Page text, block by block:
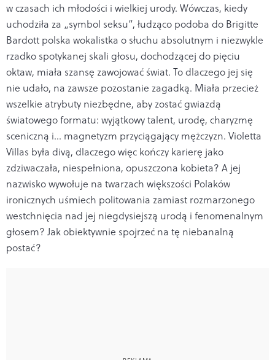
w czasach ich młodości i wielkiej urody. Wówczas, kiedy
uchodziła za „symbol seksu”, łudząco podoba do Brigitte
Bardott polska wokalistka o słuchu absolutnym i niezwykle
rzadko spotykanej skali głosu, dochodzącej do pięciu
oktaw, miała szansę zawojować świat. To dlaczego jej się
nie udało, na zawsze pozostanie zagadką. Miała przecież
wszelkie atrybuty niezbędne, aby zostać gwiazdą
światowego formatu: wyjątkowy talent, urodę, charyzmę
sceniczną i... magnetyzm przyciągający mężczyzn. Violetta
Villas była divą, dlaczego więc kończy karierę jako
zdziwaczała, niespełniona, opuszczona kobieta? A jej
nazwisko wywołuje na twarzach większości Polaków
ironicznych uśmiech politowania zamiast rozmarzonego
westchnięcia nad jej niegdysiejszą urodą i fenomenalnym
głosem? Jak obiektywnie spojrzeć na tę niebanalną
postać?